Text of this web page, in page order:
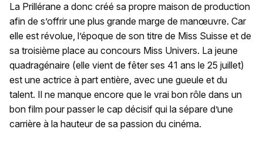
La Prillérane a donc créé sa propre maison de production
afin de s’offrir une plus grande marge de manœuvre. Car
elle est révolue, l’époque de son titre de Miss Suisse et de
sa troisième place au concours Miss Univers. La jeune
quadragénaire (elle vient de fêter ses 41 ans le 25 juillet)
est une actrice à part entière, avec une gueule et du
talent. Il ne manque encore que le vrai bon rôle dans un
bon film pour passer le cap décisif qui la sépare d’une
carrière à la hauteur de sa passion du cinéma.